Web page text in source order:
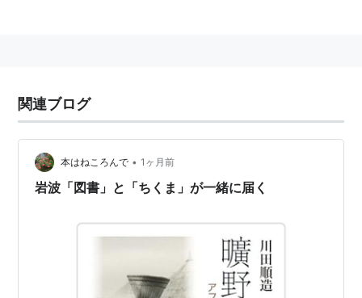
関連ブログ
本はねころんで • 1ヶ月前
岩波「図書」と「ちくま」が一緒に届く